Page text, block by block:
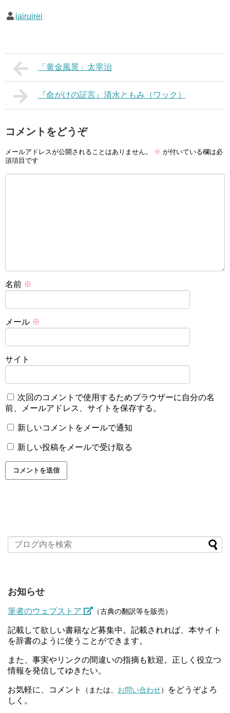
iairuirei
「黄金風景」太宰治
『命がけの証言』清水ともみ（ワック）
コメントをどうぞ
メールアドレスが公開されることはありません。 ※ が付いている欄は必
須項目です
名前 ※
メール ※
サイト
次回のコメントで使用するためブラウザーに自分の名
前、メールアドレス、サイトを保存する。
新しいコメントをメールで通知
新しい投稿をメールで受け取る
お知らせ
筆者のウェブストア （古典の翻訳等を販売）
記載して欲しい書籍など募集中。記載されれば、本サイト
を辞書のように使うことができます。
また、事実やリンクの間違いの指摘も歓迎。正しく役立つ
情報を発信してゆきたい。
お気軽に、コメント （または、 お問い合わせ）
をどうぞよろ
しく。